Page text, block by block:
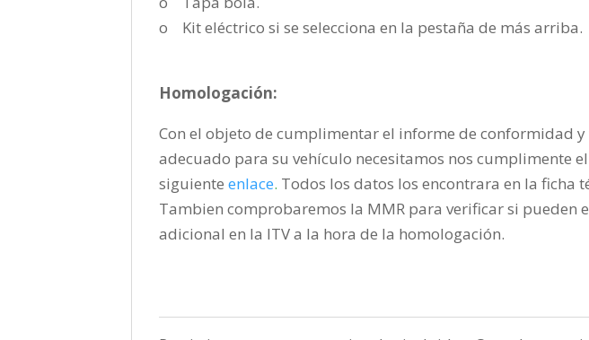
o Kit eléctrico si se selecciona en la pestaña de más arriba.
Homologación:
Con el objeto de cumplimentar el informe de conformidad
adecuado para su vehículo necesitamos nos cumplimente
siguienteenlace. Todos los datos los encontrara en la ficha
Tambien comprobaremos la MMR para verificar si pueden
adicional en la ITV a la hora de la homologación.